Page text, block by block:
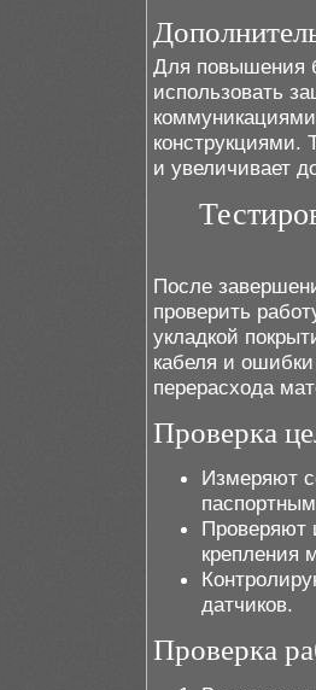
Для повышения
использовать
конструкциями.
и увеличивает
После
проверить
укладкой
кабеля и
перерасхода
Проверка
Измеряют
Проверяют
крепления
датчиков.
Проверка